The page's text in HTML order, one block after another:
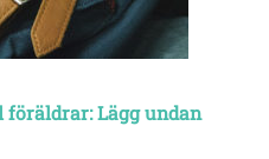
Lägg undan